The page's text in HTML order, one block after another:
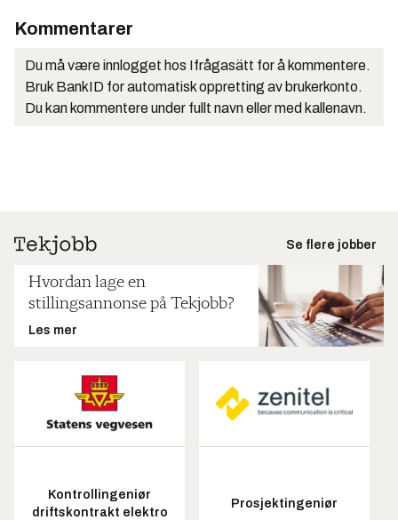
Kommentarer
Du må være innlogget hos Ifrågasätt for å kommentere.
Bruk BankID for automatisk oppretting av brukerkonto.
Du kan kommentere under fullt navn eller med kallenavn.
Se flere jobber
Hvordan lage en
stillingsannonse på Tekjobb?
Les mer
Kontrollingeniør
driftskontrakt elektro
Prosjektingeniør